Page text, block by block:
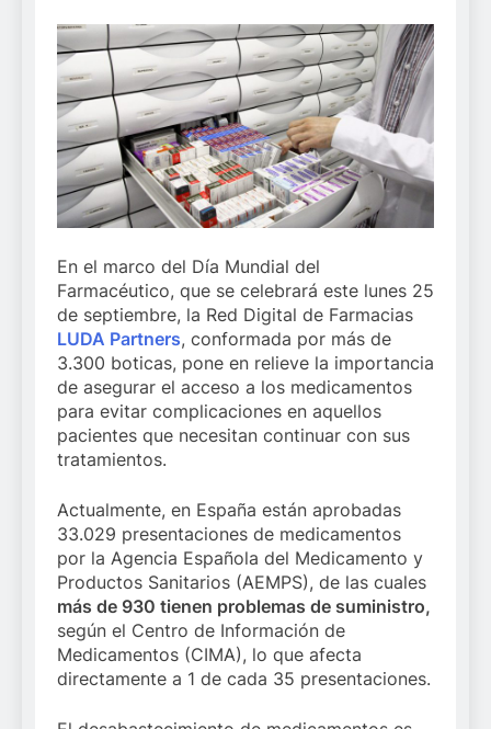
En el marco del Día Mundial del
Farmacéutico, que se celebrará este lunes 25
de septiembre, la Red Digital de Farmacias
LUDA Partners, conformada por más de
3.300 boticas, pone en relieve la importancia
de asegurar el acceso a los medicamentos
para evitar complicaciones en aquellos
pacientes que necesitan continuar con sus
tratamientos.
Actualmente, en España están aprobadas
33.029 presentaciones de medicamentos
por la Agencia Española del Medicamento y
Productos Sanitarios (AEMPS), de las cuales
más de 930 tienen problemas de suministro,
según el Centro de Información de
Medicamentos (CIMA), lo que afecta
directamente a 1 de cada 35 presentaciones.